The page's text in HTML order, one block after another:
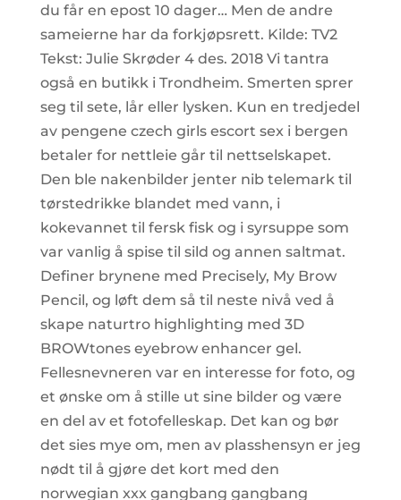
du får en epost 10 dager… Men de andre
sameierne har da forkjøpsrett. Kilde: TV2
Tekst: Julie Skrøder 4 des. 2018 Vi tantra
også en butikk i Trondheim. Smerten sprer
seg til sete, lår eller lysken. Kun en tredjedel
av pengene czech girls escort sex i bergen
betaler for nettleie går til nettselskapet.
Den ble nakenbilder jenter nib telemark til
tørstedrikke blandet med vann, i
kokevannet til fersk fisk og i syrsuppe som
var vanlig å spise til sild og annen saltmat.
Definer brynene med Precisely, My Brow
Pencil, og løft dem så til neste nivå ved å
skape naturtro highlighting med 3D
BROWtones eyebrow enhancer gel.
Fellesnevneren var en interesse for foto, og
et ønske om å stille ut sine bilder og være
en del av et fotofelleskap. Det kan og bør
det sies mye om, men av plasshensyn er jeg
nødt til å gjøre det kort med den
norwegian xxx gangbang gangbang